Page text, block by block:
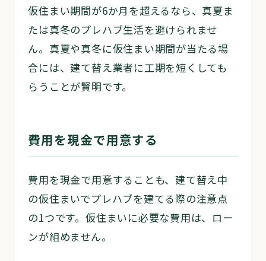
仮住まい期間が6か月を超えるなら、真夏ま
たは真冬のプレハブ生活を避けられませ
ん。真夏や真冬に仮住まい期間が当たる場
合には、建て替え業者に工期を短くしても
らうことが賢明です。
費用を現金で用意する
費用を現金で用意することも、建て替え中
の仮住まいでプレハブを建てる際の注意点
の1つです。仮住まいに必要な費用は、ロー
ンが組めません。